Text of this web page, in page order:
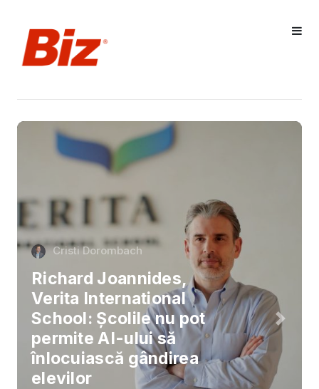
Cristi Dorombach
Richard Joannides,
Verita International
School: Școlile nu pot
permite AI-ului să
înlocuiască gândirea
elevilor